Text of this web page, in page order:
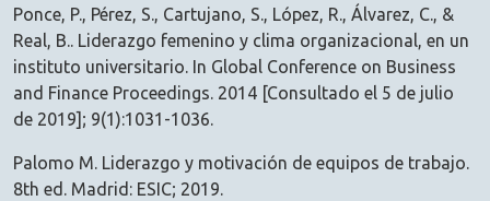
Ponce, P., Pérez, S., Cartujano, S., López, R., Álvarez, C., &
Real, B.. Liderazgo femenino y clima organizacional, en un
instituto universitario. In Global Conference on Business
and Finance Proceedings. 2014 [Consultado el 5 de julio
de 2019]; 9(1):1031-1036.
Palomo M. Liderazgo y motivación de equipos de trabajo.
8th ed. Madrid: ESIC; 2019.